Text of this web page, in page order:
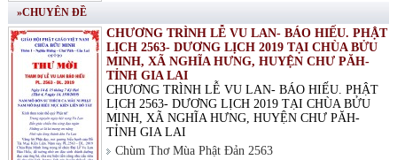
»CHUYÊN ĐỀ
CHƯƠNG TRÌNH LỄ VU LAN- BÁO HIẾU. PHẬT
LỊCH 2563- DƯƠNG LỊCH 2019 TẠI CHÙA BỬU
MINH, XÃ NGHĨA HƯNG, HUYỆN CHƯ PĂH-
TỈNH GIA LAI
CHƯƠNG TRÌNH LỄ VU LAN- BÁO HIẾU. PHẬT
LỊCH 2563- DƯƠNG LỊCH 2019 TẠI CHÙA BỬU
MINH, XÃ NGHĨA HƯNG, HUYỆN CHƯ PĂH-
TỈNH GIA LAI
Chùm Thơ Mùa Phật Đản 2563